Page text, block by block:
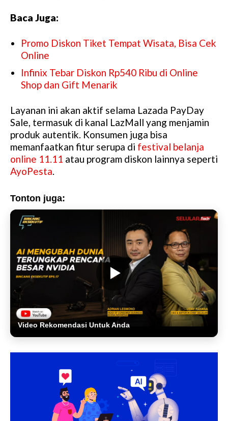
Baca Juga:
Promo Diskon Tiket Tempat Wisata, Bisa Cek
Online
Infinix Tebar Diskon Rp540 Ribu di Online
Shop dan Gift Menarik
Layanan ini akan aktif selama Lazada PayDay
Sale, termasuk di kanal LazMall yang menjamin
produk autentik. Konsumen juga bisa
memanfaatkan fitur serupa di festival belanja
online 11.11 atau program diskon lainnya seperti
AyoPesta.
Tonton juga:
Video Rekomendasi Untuk Anda